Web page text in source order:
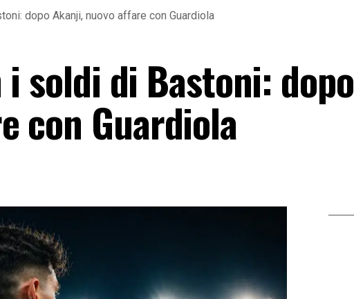
dopo Akanji, nuovo affare con Guardiola
soldi di Bastoni: dopo
con Guardiola